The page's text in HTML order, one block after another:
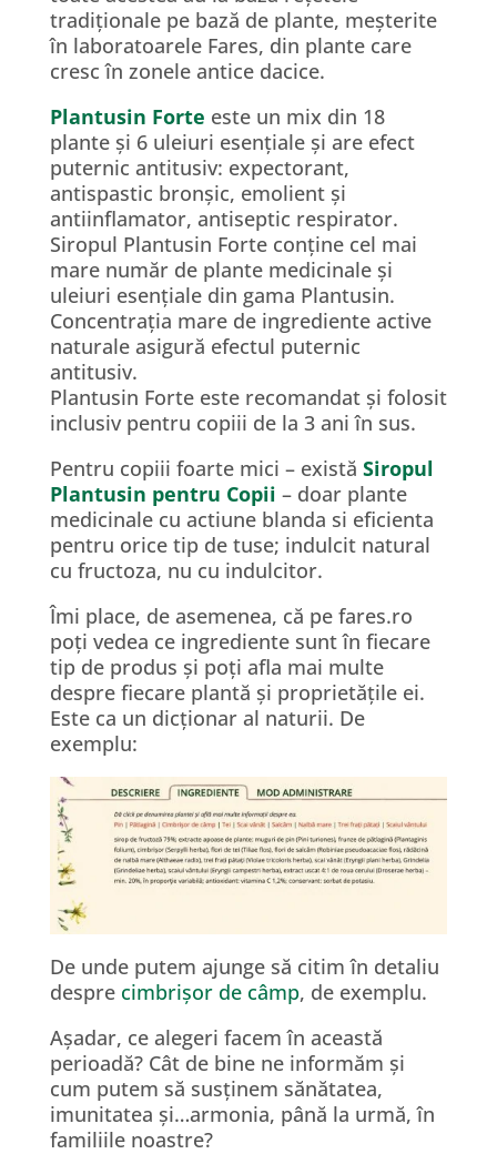
tradiționale pe bază de plante, meșterite
în laboratoarele Fares, din plante care
cresc în zonele antice dacice.
Plantusin Forte este un mix din 18
plante și 6 uleiuri esențiale și are efect
puternic antitusiv: expectorant,
antispastic bronșic, emolient și
antiinflamator, antiseptic respirator.
Siropul Plantusin Forte conține cel mai
mare număr de plante medicinale și
uleiuri esențiale din gama Plantusin.
Concentrația mare de ingrediente active
naturale asigură efectul puternic
antitusiv.
Plantusin Forte este recomandat și folosit
inclusiv pentru copiii de la 3 ani în sus.
Pentru copiii foarte mici – există Siropul
Plantusin pentru Copii – doar plante
medicinale cu actiune blanda si eficienta
pentru orice tip de tuse; indulcit natural
cu fructoza, nu cu indulcitor.
Îmi place, de asemenea, că pe fares.ro
poți vedea ce ingrediente sunt în fiecare
tip de produs și poți afla mai multe
despre fiecare plantă și proprietățile ei.
Este ca un dicționar al naturii. De
exemplu:
De unde putem ajunge să citim în detaliu
despre cimbrișor de câmp, de exemplu.
Așadar, ce alegeri facem în această
perioadă? Cât de bine ne informăm și
cum putem să susținem sănătatea,
imunitatea și…armonia, până la urmă, în
familiile noastre?